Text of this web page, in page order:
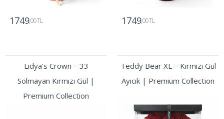
1749,00 TL 1749,00 TL
Lidya’s Crown – 33
Solmayan Kırmızı Gül |
Premium Collection
Teddy Bear XL – Kırmızı Gül
Ayıcık | Premium Collection